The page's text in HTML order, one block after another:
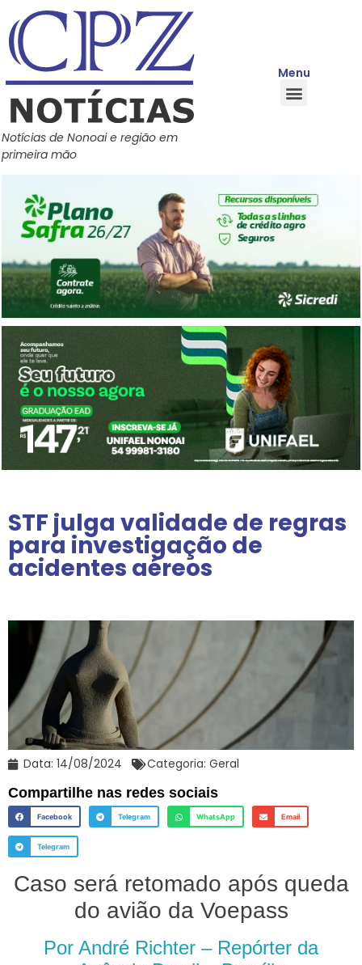
Notícias de Nonoai e região em
primeira mão
Menu
STF julga validade de regras
para investigação de
acidentes aéreos
Data: 14/08/2024 Categoria: Geral
Compartilhe nas redes sociais
Facebook Telegram WhatsApp Email
Telegram
Caso será retomado após queda
do avião da Voepass
Por André Richter – Repórter da